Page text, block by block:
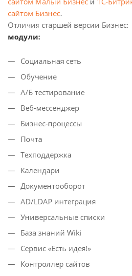
сайтом Бизнес.
Отличия старшей версии Бизнес:
модули:
Социальная сеть
Обучение
А/Б тестирование
Веб-мессенджер
Бизнес-процессы
Почта
Техподдержка
Календари
Документооборот
AD/LDAP интеграция
Универсальные списки
База знаний Wiki
Сервис «Есть идея!»
Контроллер сайтов